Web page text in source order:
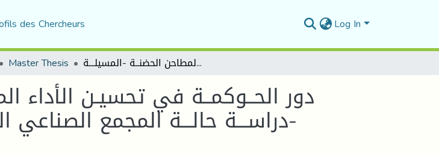
des Chercheurs Log In
Master Thesis دور الحــوكمــة في تحسيـن الأداء المــالي في المــؤسسـات الاقتصـادية دراســـة حالـــة المجمع الصناعي التجاري لمطاحن الحضنــة -المسيلـــة-
دور الحــوكمــة في تحسيـن الأداء
دراســـة حالـــة المجمع الصناعي التجاري لمطاحن الحضنــة -المسيلـــة-